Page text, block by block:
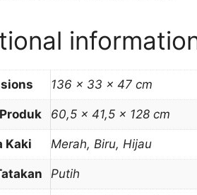
136 × 33 × 47 cm
60,5 x 41,5 x 128 cm
Kaki Merah, Biru, Hijau
Putih